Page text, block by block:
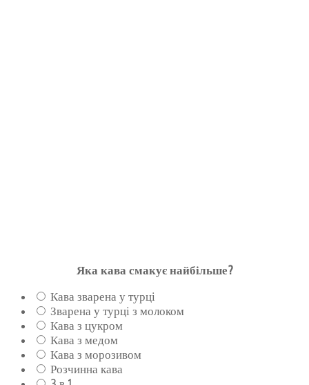
Яка кава смакує найбільше?
Кава зварена у турці
Зварена у турці з молоком
Кава з цукром
Кава з медом
Кава з морозивом
Розчинна кава